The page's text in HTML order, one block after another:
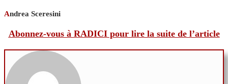
Andrea Sceresini
Abonnez-vous à RADICI pour lire la suite de l’article